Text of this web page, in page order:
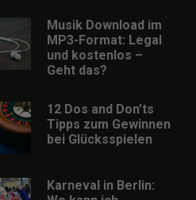
Musik Download im
MP3-Format: Legal
und kostenlos –
Geht das?
12 Dos and Don’ts
Tipps zum Gewinnen
bei Glücksspielen
Karneval in Berlin: